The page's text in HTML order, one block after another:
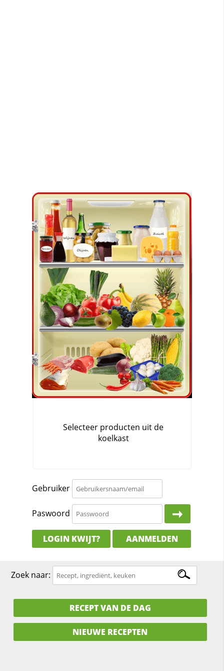
Gebruiker
Paswoord
LOGIN KWIJT? AANMELDEN
Zoek naar:
RECEPT VAN DE DAG
NIEUWE RECEPTEN